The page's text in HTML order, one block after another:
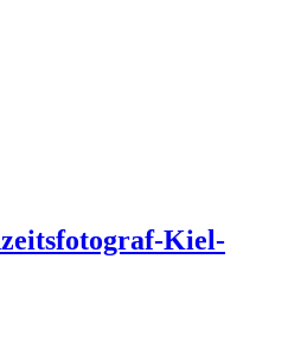
Kiel-